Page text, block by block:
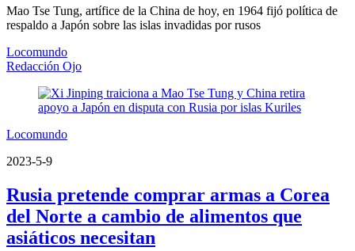
Mao Tse Tung, artífice de la China de hoy, en 1964 fijó política de
respaldo a Japón sobre las islas invadidas por rusos
Locomundo
Redacción Ojo
Locomundo
2023-5-9
Rusia pretende comprar armas a Corea
del Norte a cambio de alimentos que
asiáticos necesitan